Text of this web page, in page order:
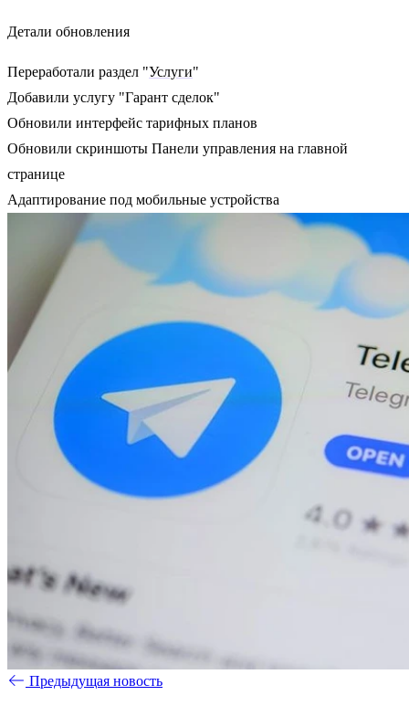
Детали обновления
Переработали раздел "Услуги"
Добавили услугу "Гарант сделок"
Обновили интерфейс тарифных планов
Обновили скриншоты Панели управления на главной
странице
Адаптирование под мобильные устройства
Предыдущая новость